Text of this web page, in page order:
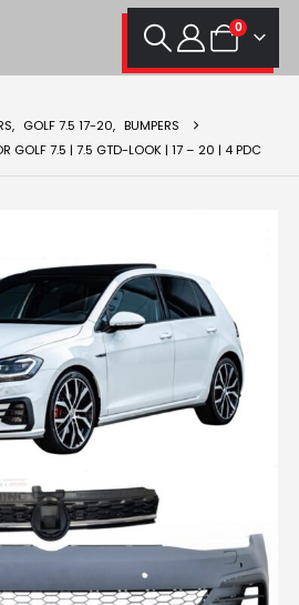
0
, GOLF 7.5 17-20, BUMPERS
GOLF 7.5 | 7.5 GTD-LOOK | 17 – 20 | 4 PDC